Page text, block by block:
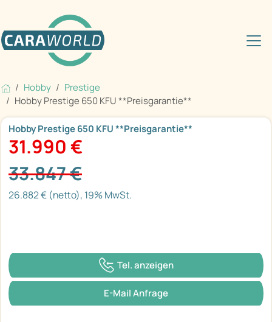
Hobby
Prestige
Hobby Prestige 650 KFU **Preisgarantie**
Hobby Prestige 650 KFU **Preisgarantie**
31.990 €
33.847 €
26.882 € (netto), 19% MwSt.
Tel. anzeigen
E-Mail Anfrage